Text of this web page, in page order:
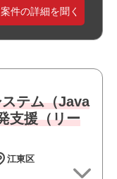
案件の詳細を聞く
テム（Java
支援（リー
江東区
の実務経験
る環境です